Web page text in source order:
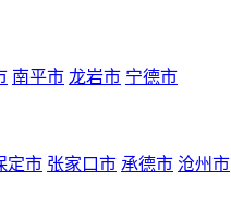
南平市 龙岩市 宁德市
定市 张家口市 承德市 沧州市